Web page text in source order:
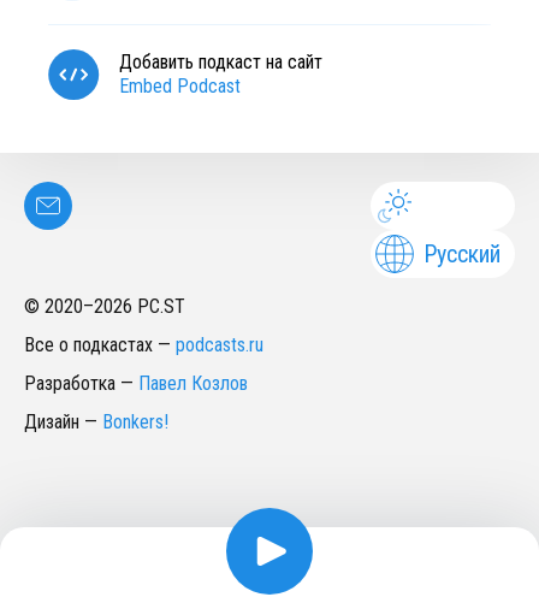
Добавить подкаст на сайт
Embed Podcast
Русский
© 2020–2026 PC.ST
Все о подкастах — podcasts.ru
Разработка — Павел Козлов
Дизайн — Bonkers!